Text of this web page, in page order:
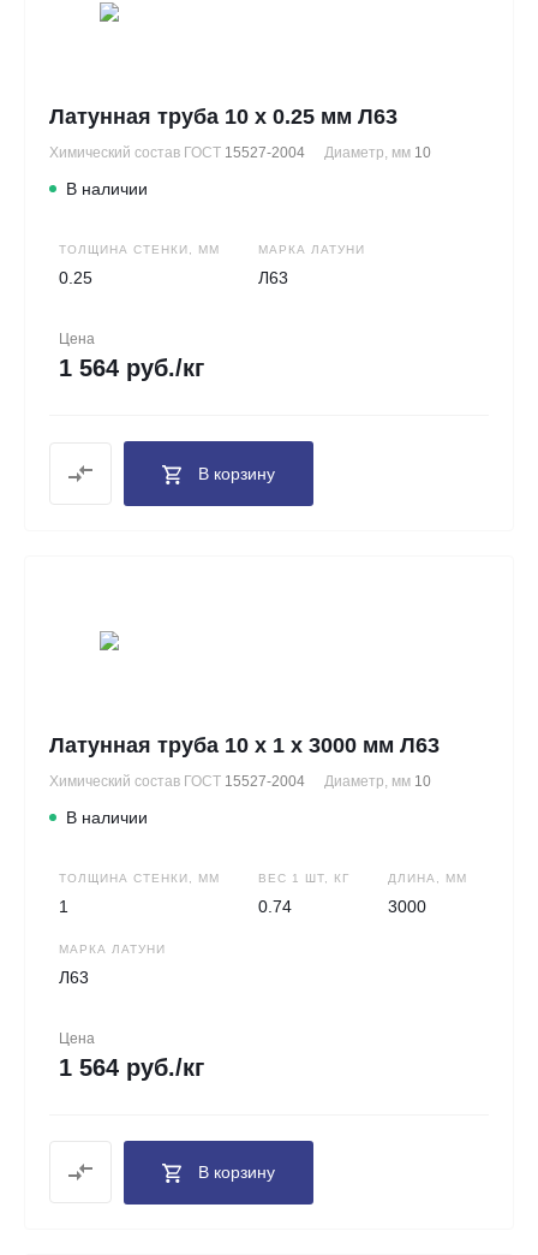
Латунная труба 10 х 0.25 мм Л63
Химический состав ГОСТ 15527-2004 Диаметр, мм 10
В наличии
ТОЛЩИНА СТЕНКИ, ММ
0.25
МАРКА ЛАТУНИ
Л63
Цена
1 564 руб./кг
В корзину
Латунная труба 10 х 1 х 3000 мм Л63
Химический состав ГОСТ 15527-2004 Диаметр, мм 10
В наличии
ТОЛЩИНА СТЕНКИ, ММ
1
ВЕС 1 ШТ, КГ
0.74
ДЛИНА, ММ
3000
МАРКА ЛАТУНИ
Л63
Цена
1 564 руб./кг
В корзину